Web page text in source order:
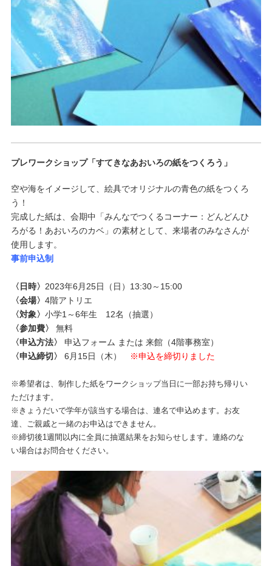
プレワークショップ「すてきなあおいろの紙をつくろう」
空や海をイメージして、絵具でオリジナルの青色の紙をつくろ
う！
完成した紙は、会期中「みんなでつくるコーナー：どんどんひ
ろがる！あおいろのカベ」の素材として、来場者のみなさんが
使用します。
事前申込制
〈日時〉 2023年6月25日（日）13:30～15:00
〈会場〉 4階アトリエ
〈対象〉 小学1～6年生 12名（抽選）
〈参加費〉
無料
〈申込方法〉
申込フォーム または 来館（4階事務室）
〈申込締切〉 6月15日（木） ※申込を締切りました
※希望者は、制作した紙をワークショップ当日に一部お持ち帰りい
ただけます。
※きょうだいで学年が該当する場合は、連名で申込めます。お友
達、ご親戚と一緒のお申込はできません。
※締切後1週間以内に全員に抽選結果をお知らせします。連絡のな
い場合はお問合せください。